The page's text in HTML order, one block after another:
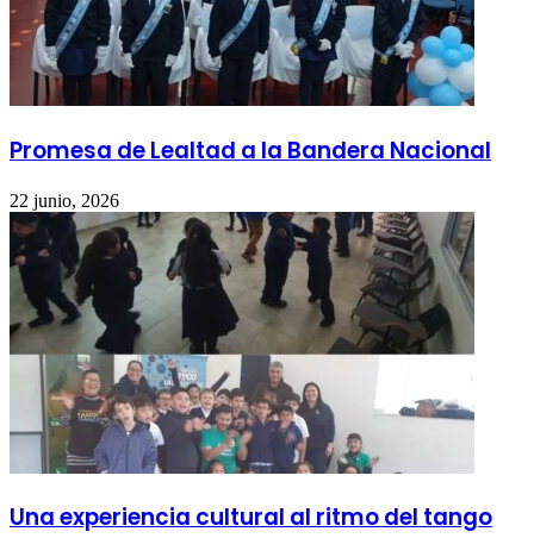
Promesa de Lealtad a la Bandera Nacional
22 junio, 2026
Una experiencia cultural al ritmo del tango